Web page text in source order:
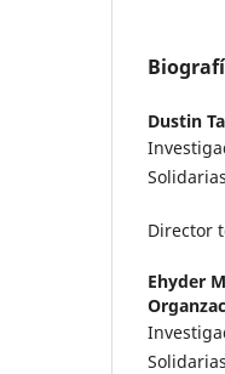
Dustin
Director
Ehyder